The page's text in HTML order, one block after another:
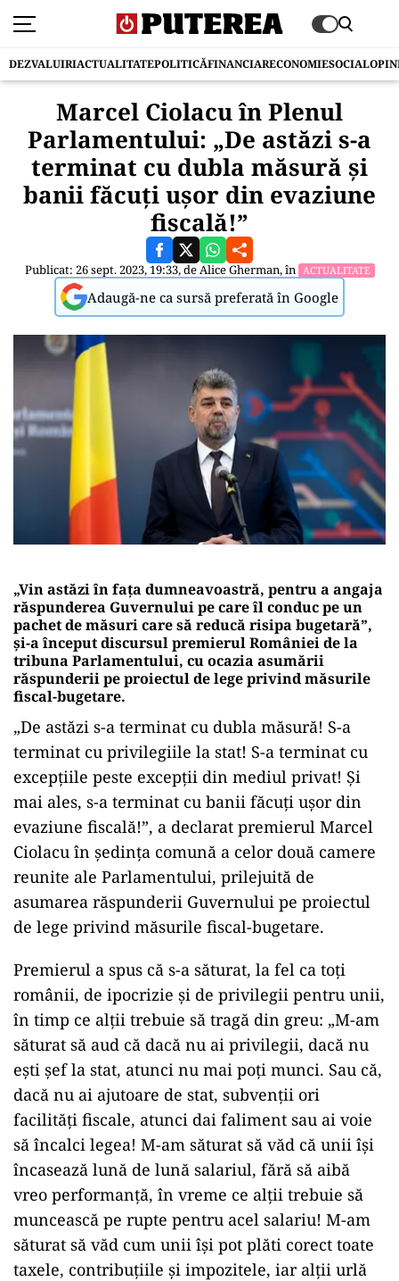
DEZVALUIRIACTUALITATEPOLITICĂFINANCIARECONOMIESOCIAL
Marcel Ciolacu în Plenul
Parlamentului: „De astăzi s-a
terminat cu dubla măsură și
banii făcuți ușor din evaziune
fiscală!”
Publicat: 26 sept. 2023, 19:33, deAlice Gherman, în ACTUALITATE
Adaugă-ne ca sursă preferată în Google
„Vin astăzi în fața dumneavoastră, pentru a angaja
răspunderea Guvernului pe care îl conduc pe un
pachet de măsuri care să reducă risipa bugetară”,
și-a început discursul premierul României de la
tribuna Parlamentului, cu ocazia asumării
răspunderii pe proiectul de lege privind măsurile
fiscal-bugetare.
„De astăzi s-a terminat cu dubla măsură! S-a
terminat cu privilegiile la stat! S-a terminat cu
excepțiile peste excepții din mediul privat! Și
mai ales, s-a terminat cu banii făcuți ușor din
evaziune fiscală!”, a declarat premierul Marcel
Ciolacu în ședința comună a celor două camere
reunite ale Parlamentului, prilejuită de
asumarea răspunderii Guvernului pe proiectul
de lege privind măsurile fiscal-bugetare.
Premierul a spus că s-a săturat, la fel ca toți
românii, de ipocrizie și de privilegii pentru unii,
în timp ce alții trebuie să tragă din greu: „M-am
săturat să aud că dacă nu ai privilegii, dacă nu
ești șef la stat, atunci nu mai poți munci. Sau că,
dacă nu ai ajutoare de stat, subvenții ori
facilități fiscale, atunci dai faliment sau ai voie
să încalci legea! M-am săturat să văd că unii își
încasează lună de lună salariul, fără să aibă
vreo performanță, în vreme ce alții trebuie să
muncească pe rupte pentru acel salariu! M-am
săturat să văd cum unii își pot plăti corect toate
taxele, contribuțiile și impozitele, iar alții urlă